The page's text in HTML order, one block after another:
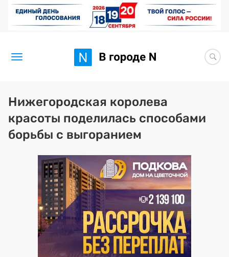
Новости
Статьи
Здоровье
BORЩ
Искусство исцелять
Премия 2026 (текущая)
Премия 2025
Эксперты
Нижегородская королева
красоты поделилась способами
борьбы с выгоранием